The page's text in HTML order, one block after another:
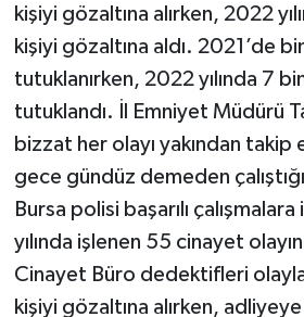
kişiyi gözaltına alırken, 2022
kişiyi gözaltına aldı. 2021’de
tutuklanırken, 2022 yılında 7
tutuklandı. İl Emniyet Müdürü
bizzat her olayı yakından
gece gündüz demeden
Bursa polisi başarılı
yılında işlenen 55 cinayet
Cinayet Büro dedektifleri
kişiyi gözaltına alırken,